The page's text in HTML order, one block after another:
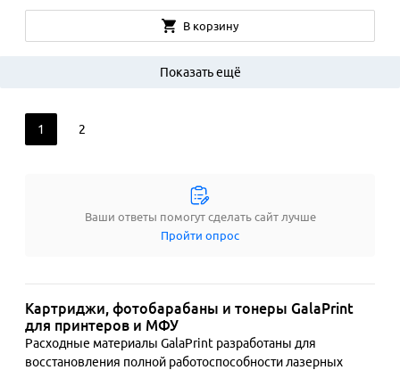
В корзину
1 2
Показать ещё
Ваши ответы помогут сделать сайт лучше
Пройти опрос
Картриджи, фотобарабаны и тонеры GalaPrint
для принтеров и МФУ
Расходные материалы GalaPrint разработаны для
восстановления полной работоспособности лазерных